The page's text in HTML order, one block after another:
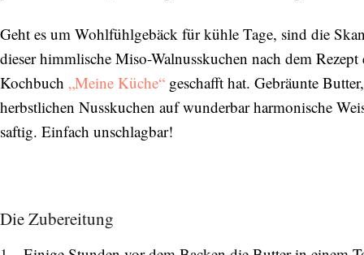
Geht es um Wohlfühlgebäck für kühle Tage, sind die
dieser himmlische Miso-Walnusskuchen nach dem
Kochbuch „Meine Küche“ geschafft hat. Gebräunte
herbstlichen Nusskuchen auf wunderbar harmonische
saftig. Einfach unschlagbar!
Die Zubereitung